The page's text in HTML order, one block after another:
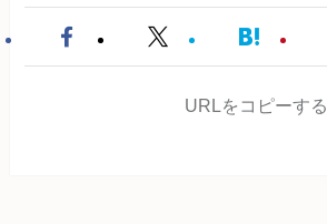
URLをコピーする